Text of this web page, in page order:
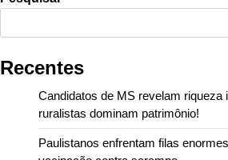
Recentes
Candidatos de MS revelam riqueza
ruralistas dominam patrimônio!
Paulistanos enfrentam filas